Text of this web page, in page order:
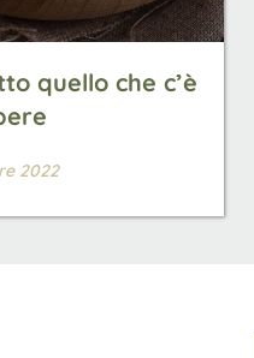
quello che c’è
2022